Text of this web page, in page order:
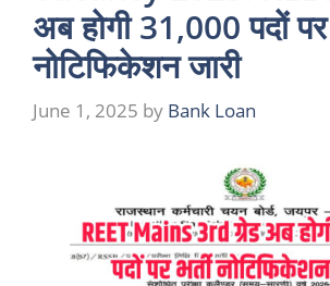
अब होगी 31,000 पदों पर
नोटिफिकेशन जारी
June 1, 2025 by Bank Loan